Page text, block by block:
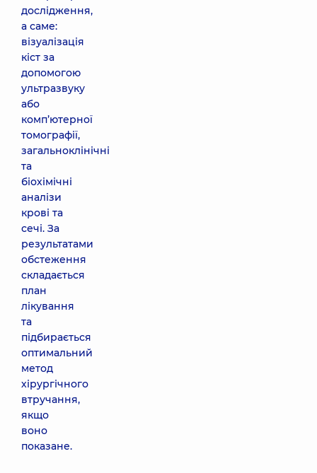
дослідження,
а саме:
візуалізація
кіст за
допомогою
ультразвуку
або
комп’ютерної
томографії,
загальноклінічні
та
біохімічні
аналізи
крові та
сечі. За
результатами
обстеження
складається
план
лікування
та
підбирається
оптимальний
метод
хірургічного
втручання,
якщо
воно
показане.